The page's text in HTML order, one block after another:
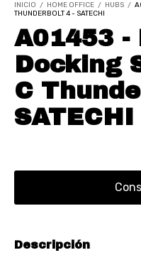
INICIO / HOME OFFICE / HUBS /
THUNDERBOLT 4 - SATECHI
A01453 -
Docking
C
SATECHI
Descripción